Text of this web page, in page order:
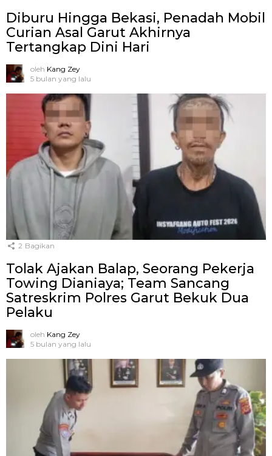
Diburu Hingga Bekasi, Penadah Mobil
Curian Asal Garut Akhirnya
Tertangkap Dini Hari
oleh Kang Zey
5 bulan yang lalu
2 Bagikan
Tolak Ajakan Balap, Seorang Pekerja
Towing Dianiaya; Team Sancang
Satreskrim Polres Garut Bekuk Dua
Pelaku
oleh Kang Zey
5 bulan yang lalu